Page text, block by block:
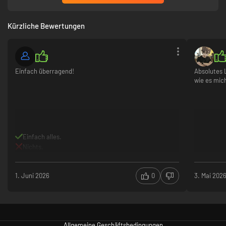
Kürzliche Bewertungen
Einfach überragend!
Einfach alles.
1. Juni 2026 0
Absolutes
wie es
3. Mai